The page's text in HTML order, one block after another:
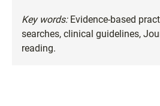
Key words:Evidence-based
searches, clinical guidelines,
reading.